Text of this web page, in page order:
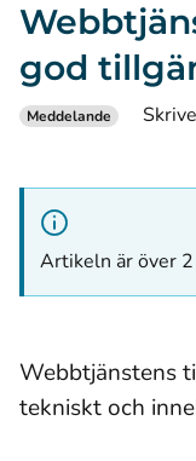
god
Meddelande
Artikeln är över
Webbtjänstens
tekniskt och